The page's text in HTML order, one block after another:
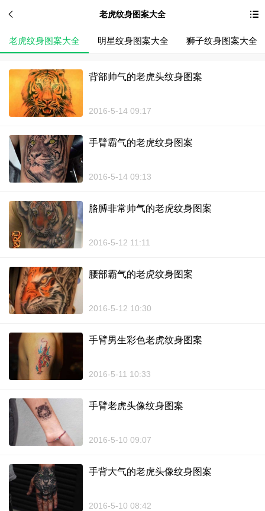
老虎纹身图案大全
老虎纹身图案大全 明星纹身图案大全 狮子纹身图案大全
背部帅气的老虎头纹身图案
2016-5-14 09:17
手臂霸气的老虎纹身图案
2016-5-14 09:13
胳膊非常帅气的老虎纹身图案
2016-5-12 11:11
腰部霸气的老虎纹身图案
2016-5-12 10:30
手臂男生彩色老虎纹身图案
2016-5-11 10:33
手臂老虎头像纹身图案
2016-5-10 09:07
手背大气的老虎头像纹身图案
2016-5-10 08:42